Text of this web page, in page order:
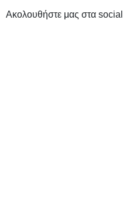
Ακολουθήστε μας στα social